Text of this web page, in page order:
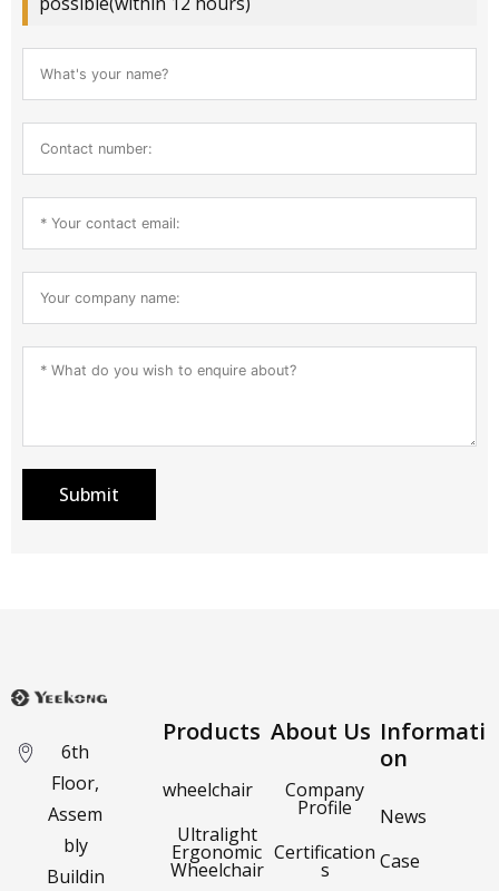
Submit
6th
Floor,
Assem
bly
Buildin
Products
wheelchair
Ultralight
Ergonomic
Wheelchair
About Us
Company
Profile
Certification
s
Informati
on
News
Case